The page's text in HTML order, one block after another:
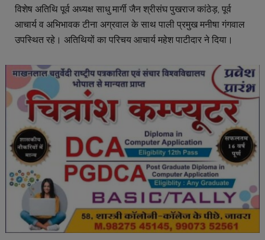
विशेष अतिथि पूर्व अध्यक्ष साधु मार्गी जैन श्रीसंघ पुखराज कांठेड़, पूर्व
आचार्य व अभिभावक टीना अग्रवाल के साथ पाली प्रमुख मनीषा गंगवाल
उपस्थित रहे। अतिथियों का परिचय आचार्य महेश पाटीदार ने दिया।